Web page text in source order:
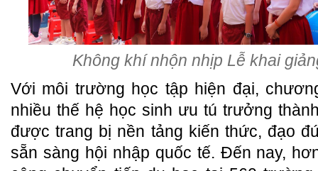
Không khí nhộn nhịp Lễ khai
Với môi trường học tập hiện đại,
nhiều thế hệ học sinh ưu tú trưởng
được trang bị nền tảng kiến thức, đạo
sẵn sàng hội nhập quốc tế. Đến nay,